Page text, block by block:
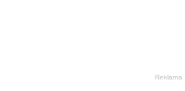
Reklama